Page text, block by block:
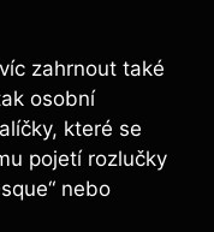
zahrnout také
osobní
které se
pojetí rozlučky
nebo